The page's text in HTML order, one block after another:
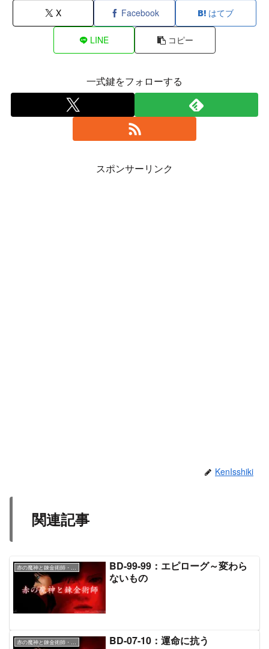
X Facebook はてブ
LINE コピー
一式鍵をフォローする
スポンサーリンク
KenIsshiki
関連記事
赤の魔神と錬金術師・本文
BD-99-99：エピローグ～変わら
ないもの
赤の魔神と錬金術師・本文 BD-07-10：運命に抗う